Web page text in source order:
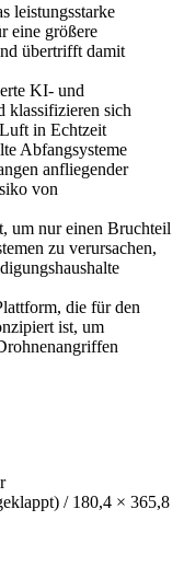
leistungsstarke
eine größere
übertrifft damit
KI- und
klassifizieren sich
in Echtzeit
Abfangsysteme
anfliegender
von
um nur einen Bruchteil
zu verursachen,
die für den
ist, um
/ 180,4 × 365,8